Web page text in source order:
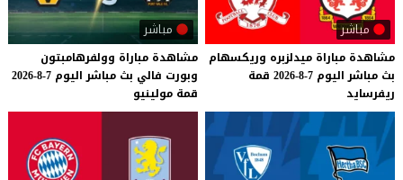
مباشر
مشاهدة مباراة ميدلزبره وريكسهام
بث مباشر اليوم 7-8-2026
قمة
ريفرسايد
مباشر
مشاهدة مباراة وولفرهامبتون
وبورت فالي بث مباشر اليوم 7-8-2026
قمة مولينيو